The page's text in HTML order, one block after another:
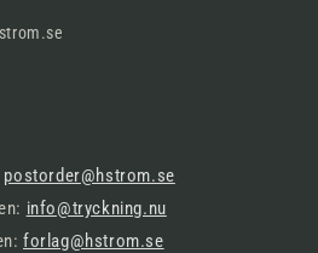
postorder@hstrom.se
info@tryckning.nu
forlag@hstrom.se